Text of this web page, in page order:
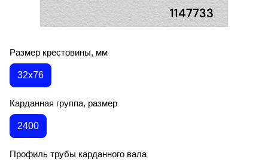
Размер крестовины, мм
32х76
Карданная группа, размер
2400
Профиль трубы карданного вала